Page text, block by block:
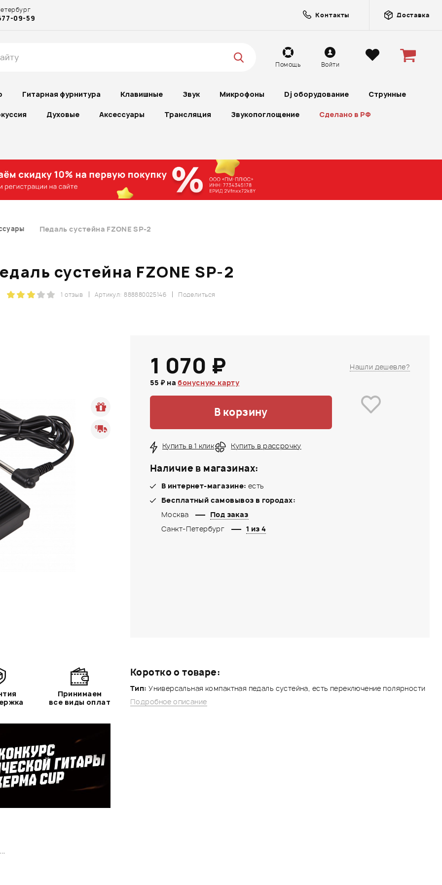
09-59 Контакты Доставка
Помощь Войти
Гитарная фурнитура Клавишные Звук Микрофоны Dj оборудование Струнные
Духовые Аксессуары Трансляция Звукопоглощение Сделано в РФ
Педаль сустейна FZONE SP-2
сустейна FZONE SP-2
Поделиться
Артикул: 888880025146
1 отзыв
Коротко о товаре:
Тип:Универсальная компактная педаль сустейна, есть переключение полярности
Подробное описание
1 070 ₽
55 ₽ набонусную карту
Нашли дешевле?
В корзину
Купить в 1 клик Купить в рассрочку
Наличие в магазинах:
В интернет-магазине: есть
Бесплатный самовывоз в городах:
Москва
Под заказ
Санкт-Петербург
1 из 4
Принимаем
все виды оплат